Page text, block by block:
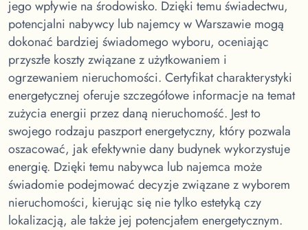
jego wpływie na środowisko. Dzięki temu świadectwu,
potencjalni nabywcy lub najemcy w Warszawie mogą
dokonać bardziej świadomego wyboru, oceniając
przyszłe koszty związane z użytkowaniem i
ogrzewaniem nieruchomości. Certyfikat charakterystyki
energetycznej oferuje szczegółowe informacje na temat
zużycia energii przez daną nieruchomość. Jest to
swojego rodzaju paszport energetyczny, który pozwala
oszacować, jak efektywnie dany budynek wykorzystuje
energię. Dzięki temu nabywca lub najemca może
świadomie podejmować decyzje związane z wyborem
nieruchomości, kierując się nie tylko estetyką czy
lokalizacją, ale także jej potencjałem energetycznym.